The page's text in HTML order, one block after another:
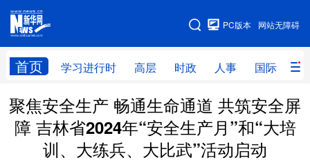
网站无障碍
PC版本
首页 学习进行时 高层 时政 人事 国际 财
网站地图
学习进行时 高层 时政 人事
国际 财经 网评 港澳
台湾 思客智库 全球连线 教育
聚焦安全生产 畅通生命通道 共筑安全屏
障 吉林省2024年“安全生产月”和“大培
训、大练兵、大比武”活动启动